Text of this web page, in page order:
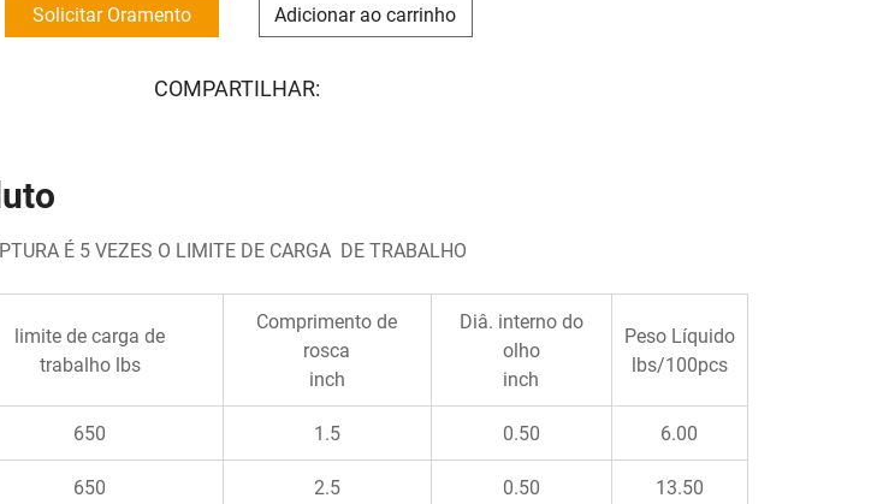
Solicitar Oramento Adicionar ao carrinho
COMPARTILHAR:
É 5 VEZES O LIMITE DE CARGA DE TRABALHO
limite de carga de
trabalho lbs
Comprimento de
rosca
inch
Diâ. interno do
olho
inch
Peso Líquido
lbs/100pcs
650 1.5 0.50 6.00
650 2.5 0.50 13.50